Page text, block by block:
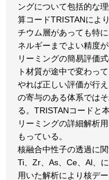
ングについて包括的な
算コードTRISTANによ
チウム層があっても特
ネルギーまでよい精度
リーミングの簡易評価
ト材質が途中で変わっ
やれば正しい評価が行
の寄与のある体系では
る。TRISTANコードと
リーミングの詳細解析
もっている。
核融合中性子の透過に
Ti、Zr、As、Ce、Al、
用いた解析により核デ